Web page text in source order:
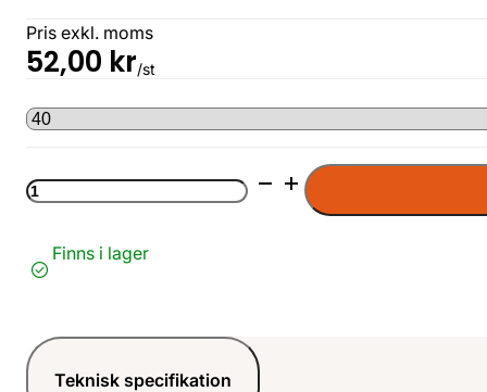
Pris exkl. moms
52,00 kr/st
Ändpropp
PEM
Finns i lager
Teknisk specifikation